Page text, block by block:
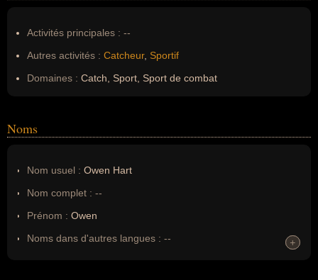
Activités principales : --
Autres activités : Catcheur, Sportif
Domaines : Catch, Sport, Sport de combat
Noms
Nom usuel : Owen Hart
Nom complet : --
Prénom : Owen
Noms dans d'autres langues : --
+
+